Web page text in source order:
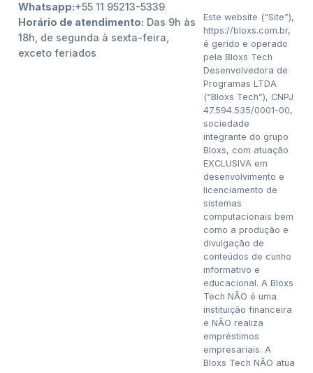
Whatsapp:+55 11 95213-5339
Horário de atendimento: Das 9h às
18h, de segunda à sexta-feira,
exceto feriados
Este website (“Site”),
https://bloxs.com.br,
é gerido e operado
pela Bloxs Tech
Desenvolvedora de
Programas LTDA
(“Bloxs Tech”), CNPJ
47.594.535/0001-00,
sociedade
integrante do grupo
Bloxs, com atuação
EXCLUSIVA em
desenvolvimento e
licenciamento de
sistemas
computacionais bem
como a produção e
divulgação de
conteúdos de cunho
informativo e
educacional. A Bloxs
Tech NÃO é uma
instituição financeira
e NÃO realiza
empréstimos
empresariais. A
Bloxs Tech NÃO atua